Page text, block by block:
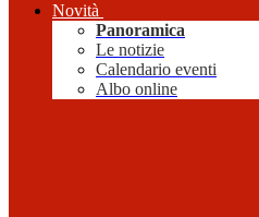
Novità
Panoramica
Le notizie
Calendario eventi
Albo online